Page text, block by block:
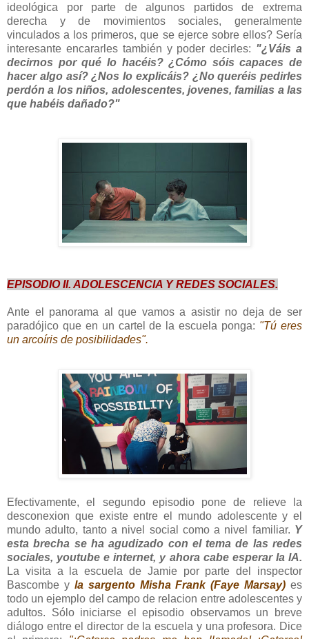
ideológica por parte de algunos partidos de extrema
derecha y de movimientos sociales, generalmente
vinculados a los primeros, que se ejerce sobre ellos? Sería
interesante encararles también y poder decirles: "¿Váis a
decirnos por qué lo hacéis? ¿Cómo sóis capaces de
hacer algo así? ¿Nos lo explicáis? ¿No queréis pedirles
perdón a los niños, adolescentes, jovenes, familias a las
que habéis dañado?"
EPISODIO II. ADOLESCENCIA Y REDES SOCIALES.
Ante el panorama al que vamos a asistir no deja de ser
paradójico que en un cartel de la escuela ponga: "Tú eres
un arcoíris de posibilidades".
Efectivamente, el segundo episodio pone de relieve la
desconexion que existe entre el mundo adolescente y el
mundo adulto, tanto a nivel social como a nivel familiar. Y
esta brecha se ha agudizado con el tema de las redes
sociales, youtube e internet, y ahora cabe esperar la IA.
La visita a la escuela de Jamie por parte del inspector
Bascombe y la sargento Misha Frank (Faye Marsay) es
todo un ejemplo del campo de relacion entre adolescentes y
adultos. Sólo iniciarse el episodio observamos un breve
diálogo entre el director de la escuela y una profesora. Dice